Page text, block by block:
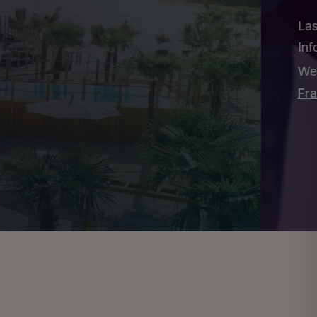
zieht Bilanz – und das Ergebnis
Kunstwerk spaltet die Meinungen
Zwei Millionen Euro über der Konstablerwache:
Frankfurts neue Netzskulptur „A Sky Full of Hope